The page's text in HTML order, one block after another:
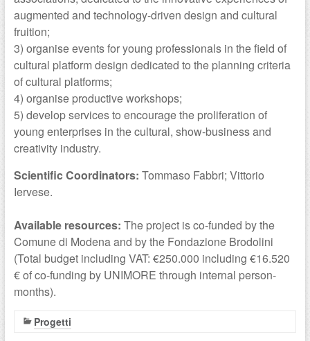
augmented and technology-driven design and cultural
fruition;
3) organise events for young professionals in the field of
cultural platform design dedicated to the planning criteria
of cultural platforms;
4) organise productive workshops;
5) develop services to encourage the proliferation of
young enterprises in the cultural, show-business and
creativity industry.
Scientific Coordinators: Tommaso Fabbri; Vittorio
Iervese.
Available resources: The project is co-funded by the
Comune di Modena and by the Fondazione Brodolini
(Total budget including VAT: €250.000 including €16.520
€ of co-funding by UNIMORE through internal person-
months).
Progetti